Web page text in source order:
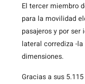
El tercer miembro
para la movilidad
pasajeros y por
lateral corrediza -
dimensiones.
Gracias a sus